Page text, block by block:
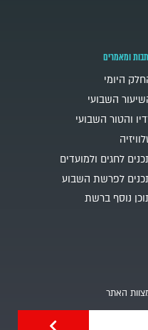
ומאמרים
היומי
השבועי
והטור השבועי
לחגים ולמועדים
לפרשת השבוע
נוסף ברשת
האתר